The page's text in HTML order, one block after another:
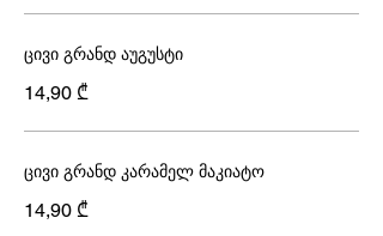
ცივი გრანდ აუგუსტი
14,90 ₾
ცივი გრანდ კარამელ მაკიატო
14,90 ₾